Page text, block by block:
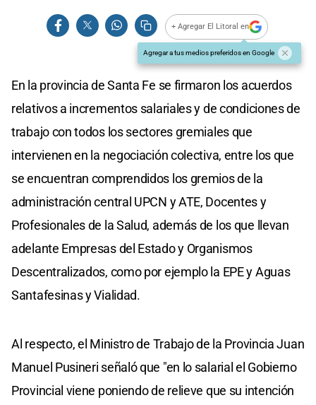
+ Agregar El Litoral en
Agregar a tus medios preferidos en Google
En la provincia de Santa Fe se firmaron los acuerdos
relativos a incrementos salariales y de condiciones de
trabajo con todos los sectores gremiales que
intervienen en la negociación colectiva, entre los que
se encuentran comprendidos los gremios de la
administración central UPCN y ATE, Docentes y
Profesionales de la Salud, además de los que llevan
adelante Empresas del Estado y Organismos
Descentralizados, como por ejemplo la EPE y Aguas
Santafesinas y Vialidad.
Al respecto, el Ministro de Trabajo de la Provincia Juan
Manuel Pusineri señaló que "en lo salarial el Gobierno
Provincial viene poniendo de relieve que su intención